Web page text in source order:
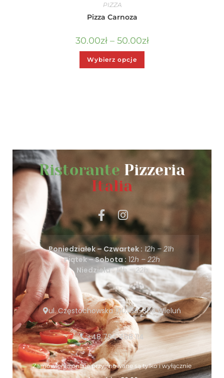
PIZZA
Pizza Carnoza
30.00zł – 50.00zł
Wybierz opcje
Ristorante Pizzeria
Italia
Poniedziałek – Czwartek : 12h – 21h
Piątek – Sobota : 12h – 22h
Niedziela : 14h – 22h
ul. Częstochowska 100, 98-300 Wieluń
+48 794 488 114
Zamówienia online przyjmowane są tylko i wyłącznie